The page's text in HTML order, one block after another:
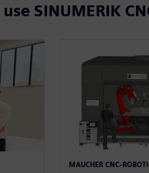
SINUMERIK
MAUCHER CNC-